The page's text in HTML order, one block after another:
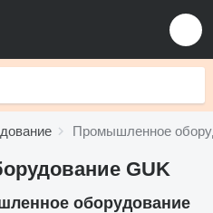
Промышленное
GUK
оборудование